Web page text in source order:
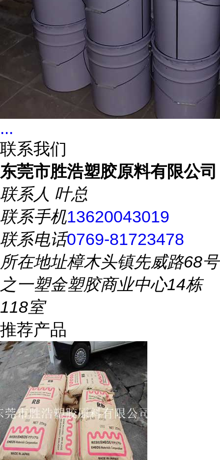
...
联系我们
东莞市胜浩塑胶原料有限公司
联系人 叶总
联系手机13620043019
联系电话0769-81723478
所在地址樟木头镇先威路68号
之一塑金塑胶商业中心14栋
118室
推荐产品